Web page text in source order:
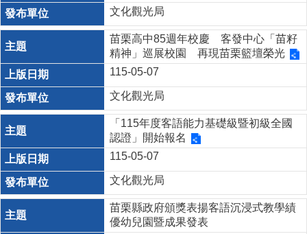
文化觀光局
苗栗高中85週年校慶 客發中心「苗籽
精神」巡展校園 再現苗栗籃壇榮光
115-05-07
文化觀光局
「115年度客語能力基礎級暨初級全國
認證」開始報名
115-05-07
文化觀光局
苗栗縣政府頒獎表揚客語沉浸式教學績
優幼兒園暨成果發表